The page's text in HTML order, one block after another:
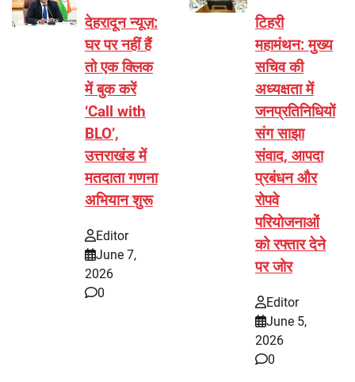
देहरादून न्यूज़:
घर पर नहीं हैं
तो एक क्लिक
में बुक करें
‘Call with
BLO’,
उत्तराखंड में
मतदाता गणना
अभियान शुरू
Editor
June 7,
2026
0
टिहरी
महामंथन: मुख्य
सचिव की
अध्यक्षता में
जनप्रतिनिधियों
संग साझा
संवाद, आपदा
प्रबंधन और
रोपवे
परियोजनाओं
को रफ्तार देने
पर जोर
Editor
June 5,
2026
0